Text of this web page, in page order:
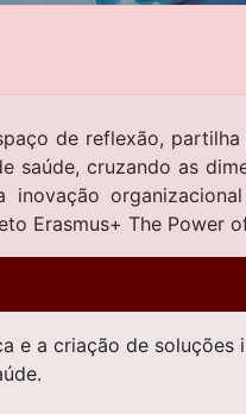
de reflexão,
saúde, cruzando as
Erasmus+ The Power
e a criação de soluções